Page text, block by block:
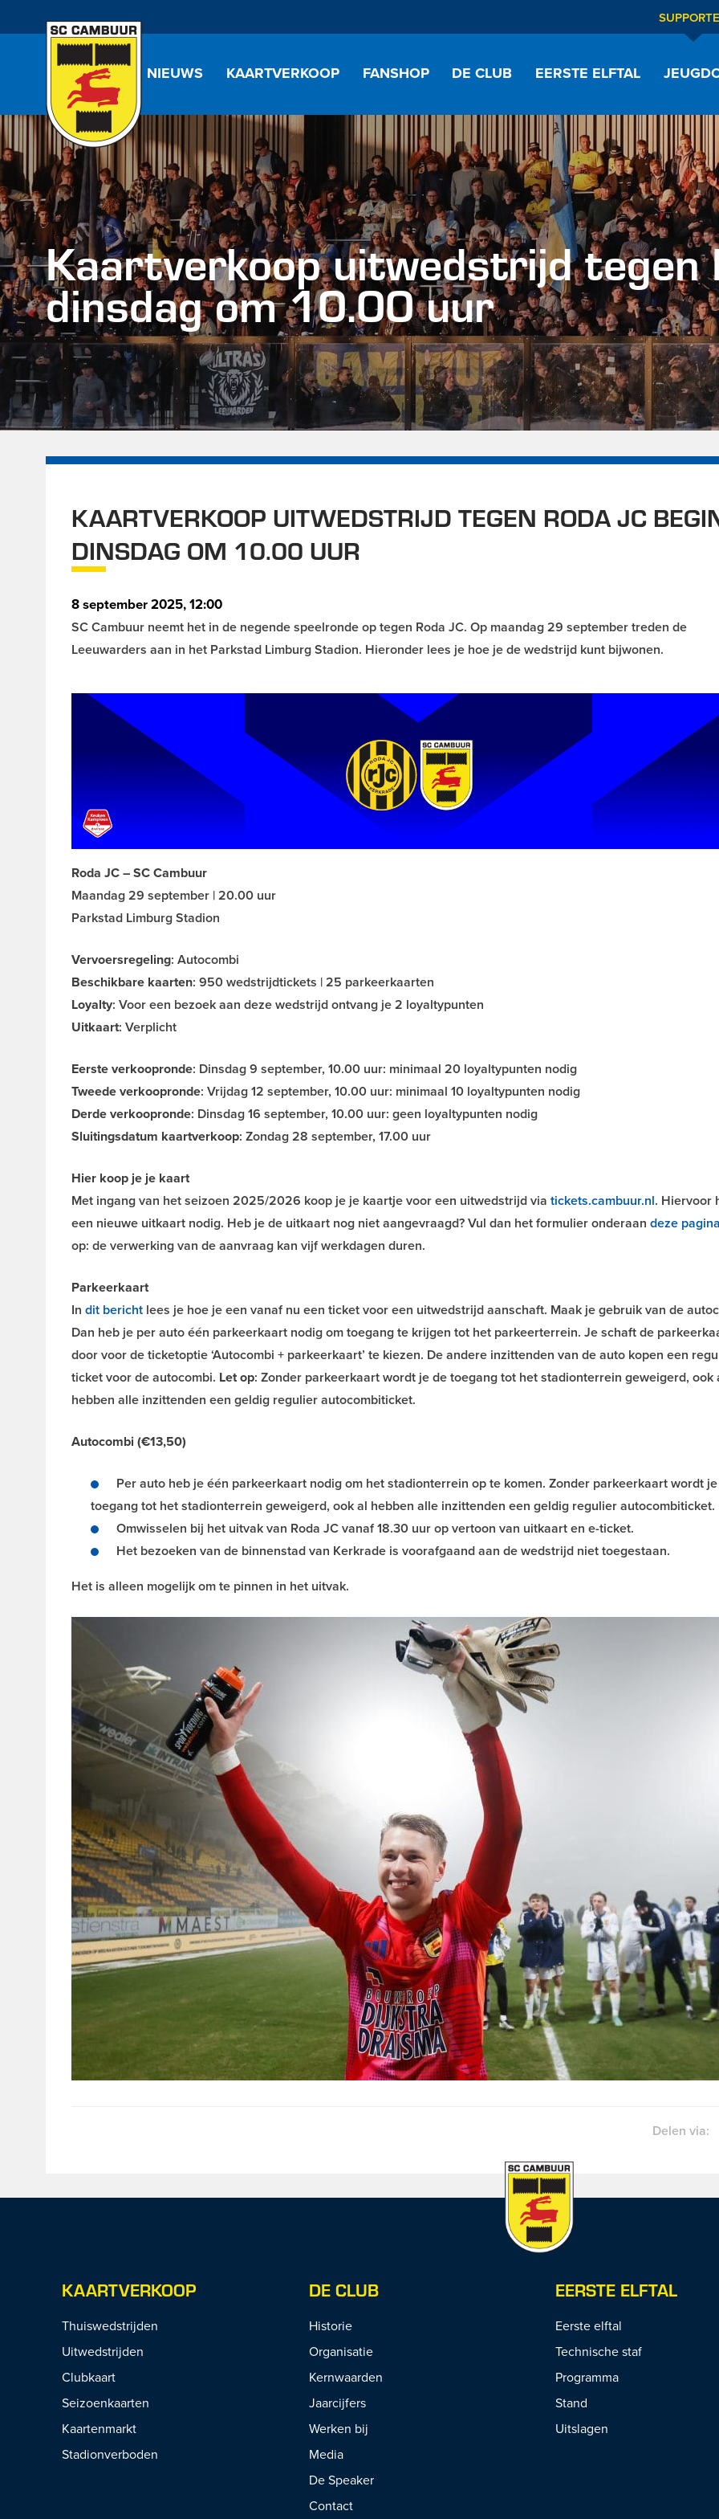
NIEUWS KAARTVERKOOP FANSHOP DE CLUB EERSTE ELFTAL
Kaartverkoop uitwedstrijd tegen
dinsdag om 10.00 uur
KAARTVERKOOP UITWEDSTRIJD TEGEN RODA JC
DINSDAG OM 10.00 UUR
8 september 2025, 12:00
SC Cambuur neemt het in de negende speelronde op tegen Roda JC. Op maandag 29 september treden de
Leeuwarders aan in het Parkstad Limburg Stadion. Hieronder lees je hoe je de wedstrijd kunt bijwonen.
Roda JC – SC Cambuur
Maandag 29 september | 20.00 uur
Parkstad Limburg Stadion
Vervoersregeling: Autocombi
Beschikbare kaarten: 950 wedstrijdtickets | 25 parkeerkaarten
Loyalty: Voor een bezoek aan deze wedstrijd ontvang je 2 loyaltypunten
Uitkaart: Verplicht
Eerste verkoopronde: Dinsdag 9 september, 10.00 uur: minimaal 20 loyaltypunten nodig
Tweede verkoopronde: Vrijdag 12 september, 10.00 uur: minimaal 10 loyaltypunten nodig
Derde verkoopronde: Dinsdag 16 september, 10.00 uur: geen loyaltypunten nodig
Sluitingsdatum kaartverkoop: Zondag 28 september, 17.00 uur
Hier koop je je kaart
Met ingang van het seizoen 2025/2026 koop je je kaartje voor een uitwedstrijd via tickets.cambuur.nl. Hiervoor
een nieuwe uitkaart nodig. Heb je de uitkaart nog niet aangevraagd? Vul dan het formulier onderaan deze
op: de verwerking van de aanvraag kan vijf werkdagen duren.
Parkeerkaart
In dit bericht lees je hoe je een vanaf nu een ticket voor een uitwedstrijd aanschaft. Maak je gebruik van de
Dan heb je per auto één parkeerkaart nodig om toegang te krijgen tot het parkeerterrein. Je schaft de
door voor de ticketoptie ‘Autocombi + parkeerkaart’ te kiezen. De andere inzittenden van de auto kopen een
ticket voor de autocombi. Let op: Zonder parkeerkaart wordt je de toegang tot het stadionterrein geweigerd, ook
hebben alle inzittenden een geldig regulier autocombiticket.
Autocombi (€13,50)
Per auto heb je één parkeerkaart nodig om het stadionterrein op te komen. Zonder parkeerkaart wordt
toegang tot het stadionterrein geweigerd, ook al hebben alle inzittenden een geldig regulier autocombiticket.
Omwisselen bij het uitvak van Roda JC vanaf 18.30 uur op vertoon van uitkaart en e-ticket.
Het bezoeken van de binnenstad van Kerkrade is voorafgaand aan de wedstrijd niet toegestaan.
Het is alleen mogelijk om te pinnen in het uitvak.
Delen via:
KAARTVERKOOP
Thuiswedstrijden
Uitwedstrijden
Clubkaart
Seizoenkaarten
Kaartenmarkt
Stadionverboden
DE CLUB
Historie
Organisatie
Kernwaarden
Jaarcijfers
Werken bij
Media
De Speaker
Contact
EERSTE ELFTAL
Eerste elftal
Technische staf
Programma
Stand
Uitslagen